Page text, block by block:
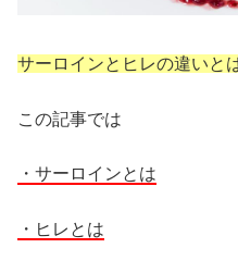
サーロインとヒレの違いと
この記事では
・サーロインとは
・ヒレとは